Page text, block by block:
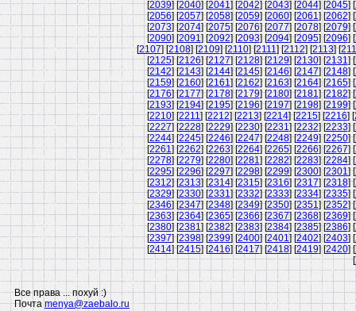
[2039] [2040] [2041] [2042] [2043] [2044] [2045] [
[2056] [2057] [2058] [2059] [2060] [2061] [2062] [
[2073] [2074] [2075] [2076] [2077] [2078] [2079] [
[2090] [2091] [2092] [2093] [2094] [2095] [2096] [
[2107] [2108] [2109] [2110] [2111] [2112] [2113] [
[2125] [2126] [2127] [2128] [2129] [2130] [2131] [
[2142] [2143] [2144] [2145] [2146] [2147] [2148] [
[2159] [2160] [2161] [2162] [2163] [2164] [2165] [
[2176] [2177] [2178] [2179] [2180] [2181] [2182] [
[2193] [2194] [2195] [2196] [2197] [2198] [2199] [
[2210] [2211] [2212] [2213] [2214] [2215] [2216] [
[2227] [2228] [2229] [2230] [2231] [2232] [2233] [
[2244] [2245] [2246] [2247] [2248] [2249] [2250] [
[2261] [2262] [2263] [2264] [2265] [2266] [2267] [
[2278] [2279] [2280] [2281] [2282] [2283] [2284] [
[2295] [2296] [2297] [2298] [2299] [2300] [2301] [
[2312] [2313] [2314] [2315] [2316] [2317] [2318] [
[2329] [2330] [2331] [2332] [2333] [2334] [2335] [
[2346] [2347] [2348] [2349] [2350] [2351] [2352] [
[2363] [2364] [2365] [2366] [2367] [2368] [2369] [
[2380] [2381] [2382] [2383] [2384] [2385] [2386] [
[2397] [2398] [2399] [2400] [2401] [2402] [2403] [
[2414] [2415] [2416] [2417] [2418] [2419] [2420] [
[
Все права ... похуй :)
Почтаmenya@zaebalo.ru